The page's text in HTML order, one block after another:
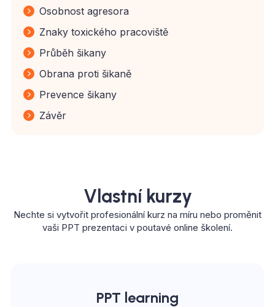
Osobnost agresora
Znaky toxického pracoviště
Průběh šikany
Obrana proti šikaně
Prevence šikany
Závěr
Vlastní kurzy
Nechte si vytvořit profesionální kurz na míru nebo proměnit
vaši PPT prezentaci v poutavé online školení.
PPT learning